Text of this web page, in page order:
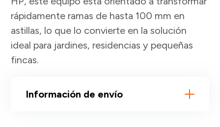
rápidamente ramas de hasta 100 mm en
astillas, lo que lo convierte en la solución
ideal para jardines, residencias y pequeñas
fincas.
Información de envío